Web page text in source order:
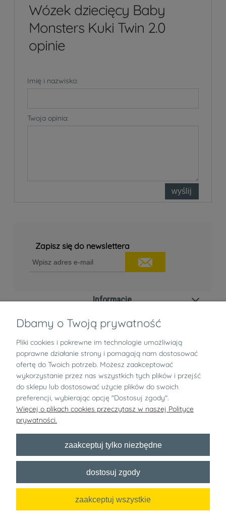
Wózek dziecięcy Baby
Monsters Kuki Twin 2.0
opinie
Imię i nazwisko:
Twoja opinia:
wyślij
Zapisz się do newslettera
Informacje
Zwroty i reklamacje
O nas
pokaż pełną wersję strony
Bezpłatny newsletter
Chcę dostawać informacje handlowe o wyprzedażach, konkursach i
innych akcjach specjalnych od nazwa sklepu na podany adres e-mail!
Sklep internetowy Shoper.pl
Dbamy o Twoją prywatność
Pliki cookies i pokrewne im technologie umożliwiają
poprawne działanie strony i pomagają nam dostosować
ofertę do Twoich potrzeb. Możesz zaakceptować
wykorzystanie przez nas wszystkich tych plików i przejść
do sklepu lub dostosować użycie plików do swoich
preferencji, wybierając opcję "Dostosuj zgody".
Więcej o plikach cookies przeczytasz w naszej Polityce
prywatności.
zaakceptuj tylko niezbędne
dostosuj zgody
zaakceptuj wszystkie